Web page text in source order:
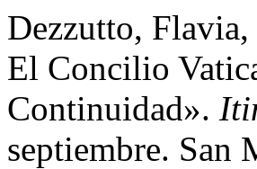
Dezzutto,
El Concilio
Continuidad».
septiembre. San